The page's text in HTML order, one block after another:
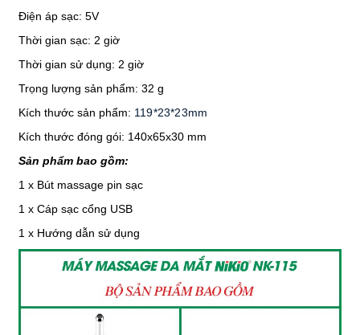
Điện áp sạc: 5V
Thời gian sạc: 2 giờ
Thời gian sử dụng: 2 giờ
Trọng lượng sản phẩm: 32 g
Kích thước sản phẩm: 119*23*23mm
Kích thước đóng gói: 140x65x30 mm
Sản phẩm bao gồm:
1 x Bút massage pin sạc
1 x Cáp sạc cổng USB
1 x Hướng dẫn sử dụng